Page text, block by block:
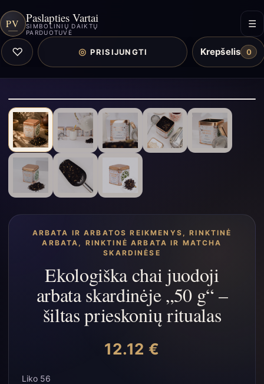
PV Paslapties Vartai
SIMBOLINIŲ DAIKTŲ
PARDUOTUVĖ
☰
♡ ◎ PRISIJUNGTI Krepšelis 0
ARBATA IR ARBATOS REIKMENYS ,RINKTINĖ
ARBATA , RINKTINĖ ARBATA IR MATCHA
SKARDINĖSE
Ekologiška chai juodoji
arbata skardinėje „50 g“ –
šiltas prieskonių ritualas
12.12 €
Liko 56